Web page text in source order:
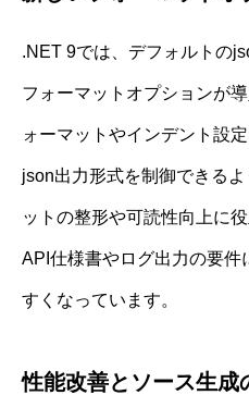
.NET 9では、デフォルトの
フォーマットオプションが
ォーマットやインデント設
json出力形式を制御できる
ットの整形や可読性向上に
API仕様書やログ出力の要
すくなっています。
性能改善とソース生成